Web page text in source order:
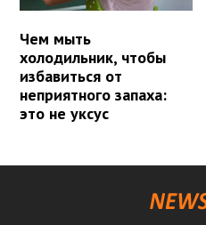
Чем мыть
холодильник, чтобы
избавиться от
неприятного запаха:
это не уксус